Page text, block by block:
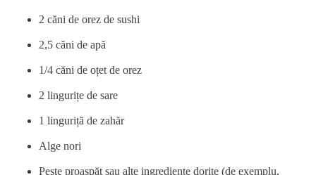
2 căni de orez de sushi
2,5 căni de apă
1/4 căni de oțet de orez
2 lingurițe de sare
1 linguriță de zahăr
Alge nori
Pește proaspăt sau alte ingrediente dorite (de exemplu,